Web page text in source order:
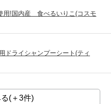
用!国内産 食べるいりこ(コスモ
ドライシャンプーシート(ティ
(＋3件)